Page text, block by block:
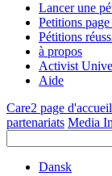
Lancer une
Petitions
Pétitions
à propos
Activist
Aide
Care2 page d'accueil
partenariats Media
Dansk